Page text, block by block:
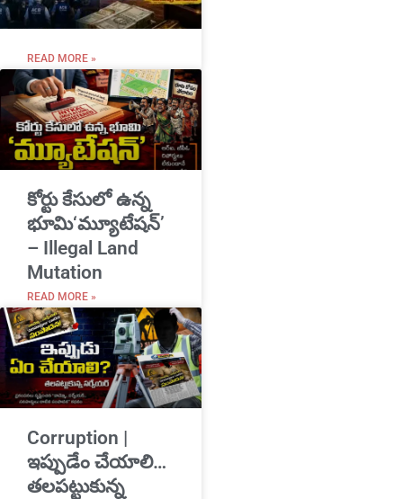
READ MORE »
​కోర్టు కేసులో ఉన్న
భూమి‘మ్యూటేషన్’
– Illegal Land
Mutation
READ MORE »
Corruption |
ఇప్పుడేం చేయాలి…
తలపట్టుకున్న